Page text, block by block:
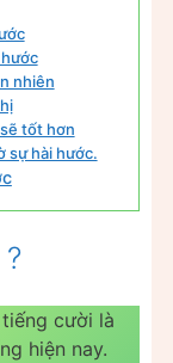
nhiên
tốt hơn
sự hài hước.
cười là
hiện nay.